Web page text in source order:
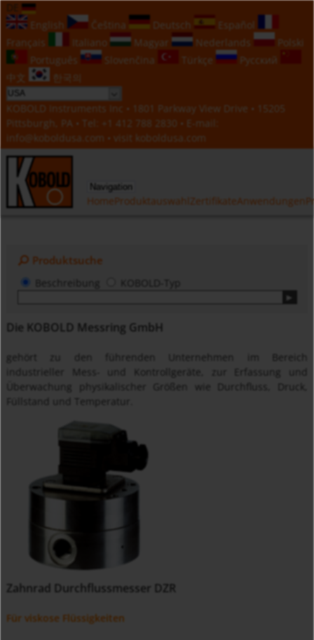
English
Čeština Deutsch
Español
Français
Italiano Magyar Nederlands
Polski
Português
Slovenčina Türkçe
Русский
中文
한국의
KOBOLD Instruments Inc • 1801 Parkway View Drive • 15205
Pittsburgh, PA • Tel:
+1 412 788 2830 • E-mail:
info@koboldusa.com • visit koboldusa.com
Navigation
HomeProduktauswahl ZertifikateAnwendungen
Produktsuche
KOBOLD-Typ
Die KOBOLD Messring GmbH
gehört zu den führenden Unternehmen im Bereich
industrieller Mess- und Kontrollgeräte, zur Erfassung und
Überwachung physikalischer Größen wie Durchfluss, Druck,
Zahnrad Durchflussmesser DZR
Für viskose Flüssigkeiten